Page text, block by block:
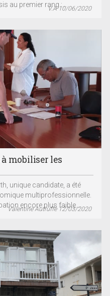
au premier rang :...V.A 10/06/2020
mobiliser les
unique candidate, a été
multiprofessionnelle.
encore plus faible...
Valentine Autruffe 12/03/2020